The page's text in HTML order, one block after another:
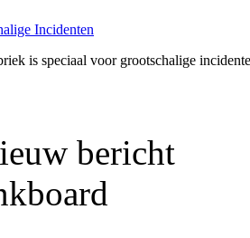
Incidenten
is speciaal voor grootschalige
bericht